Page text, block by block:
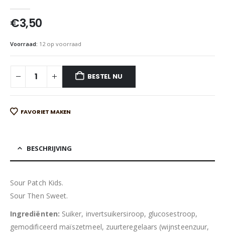
€3,50
Voorraad: 12 op voorraad
BESTEL NU
FAVORIET MAKEN
BESCHRIJVING
Sour Patch Kids.
Sour Then Sweet.
Ingrediënten: Suiker, invertsuikersiroop, glucosestroop,
gemodificeerd maïszetmeel, zuurteregelaars (wijnsteenzuur,